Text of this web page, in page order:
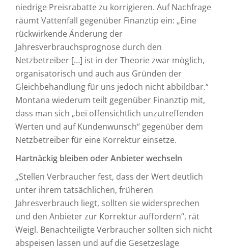
niedrige Preisrabatte zu korrigieren. Auf Nachfrage
räumt Vattenfall gegenüber Finanztip ein: „Eine
rückwirkende Änderung der
Jahresverbrauchsprognose durch den
Netzbetreiber […] ist in der Theorie zwar möglich,
organisatorisch und auch aus Gründen der
Gleichbehandlung für uns jedoch nicht abbildbar.“
Montana wiederum teilt gegenüber Finanztip mit,
dass man sich „bei offensichtlich unzutreffenden
Werten und auf Kundenwunsch“ gegenüber dem
Netzbetreiber für eine Korrektur einsetze.
Hartnäckig bleiben oder Anbieter wechseln
„Stellen Verbraucher fest, dass der Wert deutlich
unter ihrem tatsächlichen, früheren
Jahresverbrauch liegt, sollten sie widersprechen
und den Anbieter zur Korrektur auffordern“, rät
Weigl. Benachteiligte Verbraucher sollten sich nicht
abspeisen lassen und auf die Gesetzeslage